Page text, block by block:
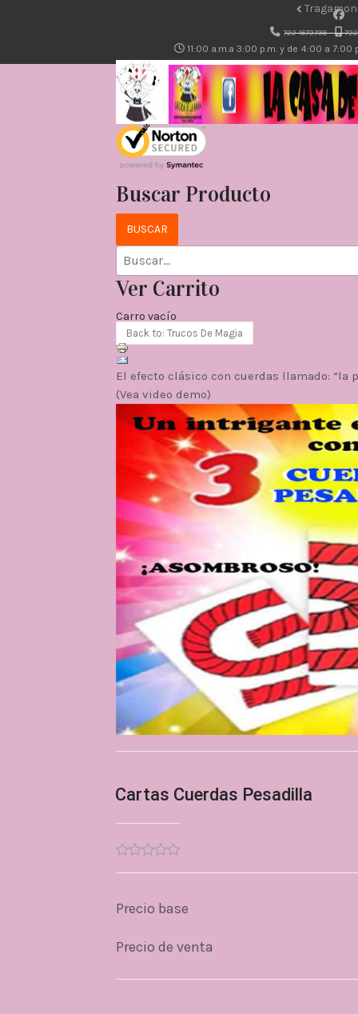
722-1672736
11:00 a.m.a 3:00 p.m. y de 4:00 a 7:00
Buscar Producto
Ver Carrito
Carro vacío
Back to: Trucos De Magia
El efecto clásico con cuerdas llamado: “la
(Vea video demo)
Cartas Cuerdas Pesadilla
Precio base
Precio de venta